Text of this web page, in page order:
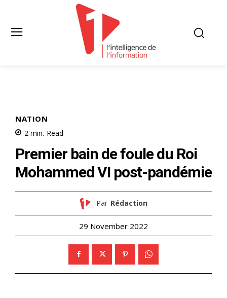
NATION
2 min. Read
Premier bain de foule du Roi
Mohammed VI post-pandémie
Par Rédaction
29 November 2022